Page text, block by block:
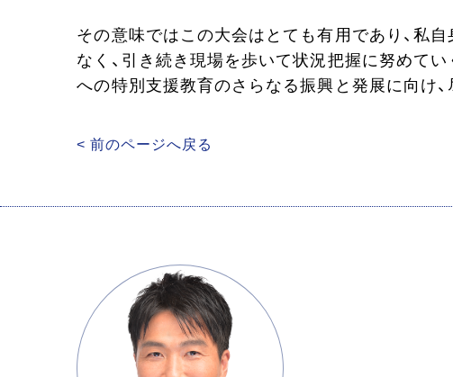
その意味ではこの大会はとても有用であり、私
なく、引き続き現場を歩いて状況把握に努めて
への特別支援教育のさらなる振興と発展に向け、
< 前のページへ戻る